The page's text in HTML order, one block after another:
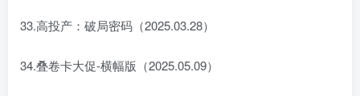
33.高投产：破局密码（2025.03.28）
34.叠卷卡大促-横幅版（2025.05.09）